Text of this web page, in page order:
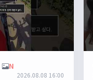
N
2026.08.08 16:00